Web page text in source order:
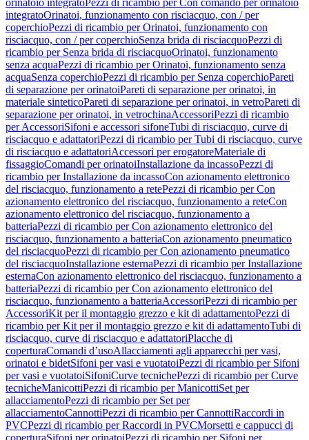
orinatoio integratoPezzi di ricambio per Con comando per orinatoio
integratoOrinatoi, funzionamento con risciacquo, con / per
coperchioPezzi di ricambio per Orinatoi, funzionamento con
risciacquo, con / per coperchioSenza brida di risciacquoPezzi di
ricambio per Senza brida di risciacquoOrinatoi, funzionamento
senza acquaPezzi di ricambio per Orinatoi, funzionamento senza
acquaSenza coperchioPezzi di ricambio per Senza coperchioPareti
di separazione per orinatoiPareti di separazione per orinatoi, in
materiale sinteticoPareti di separazione per orinatoi, in vetroPareti di
separazione per orinatoi, in vetrochinaAccessoriPezzi di ricambio
per AccessoriSifoni e accessori sifoneTubi di risciacquo, curve di
risciacquo e adattatoriPezzi di ricambio per Tubi di risciacquo, curve
di risciacquo e adattatoriAccessori per erogatoreMateriale di
fissaggioComandi per orinatoiInstallazione da incassoPezzi di
ricambio per Installazione da incassoCon azionamento elettronico
del risciacquo, funzionamento a retePezzi di ricambio per Con
azionamento elettronico del risciacquo, funzionamento a reteCon
azionamento elettronico del risciacquo, funzionamento a
batteriaPezzi di ricambio per Con azionamento elettronico del
risciacquo, funzionamento a batteriaCon azionamento pneumatico
del risciacquoPezzi di ricambio per Con azionamento pneumatico
del risciacquoInstallazione esternaPezzi di ricambio per Installazione
esternaCon azionamento elettronico del risciacquo, funzionamento a
batteriaPezzi di ricambio per Con azionamento elettronico del
risciacquo, funzionamento a batteriaAccessoriPezzi di ricambio per
AccessoriKit per il montaggio grezzo e kit di adattamentoPezzi di
ricambio per Kit per il montaggio grezzo e kit di adattamentoTubi di
risciacquo, curve di risciacquo e adattatoriPlacche di
coperturaComandi d’usoAllacciamenti agli apparecchi per vasi,
orinatoi e bidetSifoni per vasi e vuotatoiPezzi di ricambio per Sifoni
per vasi e vuotatoiSifoniCurve tecnichePezzi di ricambio per Curve
tecnicheManicottiPezzi di ricambio per ManicottiSet per
allacciamentoPezzi di ricambio per Set per
allacciamentoCannottiPezzi di ricambio per CannottiRaccordi in
PVCPezzi di ricambio per Raccordi in PVCMorsetti e cappucci di
coperturaSifoni per orinatoiPezzi di ricambio per Sifoni per